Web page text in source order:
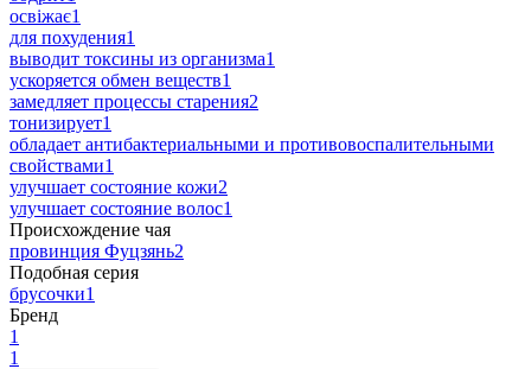
освіжає1
для похудения1
выводит токсины из организма1
ускоряется обмен веществ1
замедляет процессы старения2
тонизирует1
обладает антибактериальными и противовоспалительными
свойствами1
улучшает состояние кожи2
улучшает состояние волос1
Происхождение чая
провинция Фуцзянь2
Подобная серия
брусочки1
Бренд
1
1